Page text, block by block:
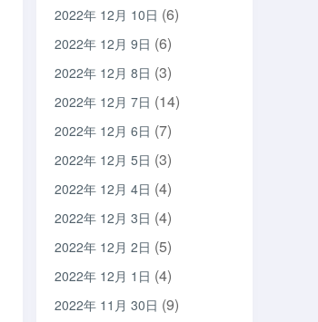
2022年 12月 10日 (6)
2022年 12月 9日 (6)
2022年 12月 8日 (3)
2022年 12月 7日 (14)
2022年 12月 6日 (7)
2022年 12月 5日 (3)
2022年 12月 4日 (4)
2022年 12月 3日 (4)
2022年 12月 2日 (5)
2022年 12月 1日 (4)
2022年 11月 30日 (9)